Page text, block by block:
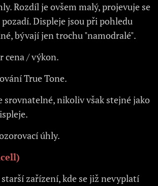
Rozdíl je ovšem malý, projevuje se
Displeje jsou při pohledu
bývají jen trochu "namodralé".
cena / výkon.
True Tone.
srovnatelné, nikoliv však stejné jako
úhly.
zařízení, kde se již nevyplatí